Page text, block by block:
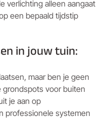
verlichting alleen aangaat
een bepaald tijdstip
in jouw tuin:
maar ben je geen
grondspots voor buiten
je aan op
professionele systemen